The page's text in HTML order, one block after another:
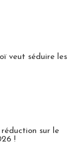
veut séduire les
réduction sur le
!